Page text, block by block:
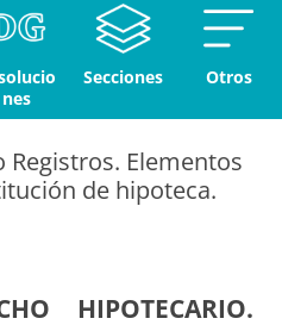
nes
Secciones Otros
Elementos
de hipoteca.
HIPOTECARIO.